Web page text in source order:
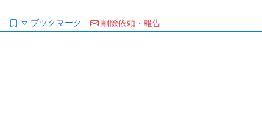
ブックマーク 削除依頼・報告